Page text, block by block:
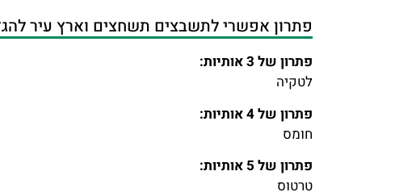
פתרון אפשרי לתשבצים תשחצים וארץ עיר
פתרון של 3 אותיות:
לטקיה
פתרון של 4 אותיות:
חומס
פתרון של 5 אותיות:
טרטוס